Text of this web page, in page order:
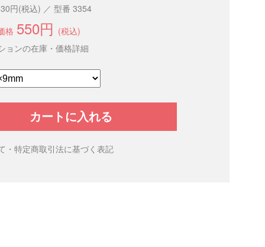
円(税込) ／ 型番 3354
格 550円 (税込)
ョンの在庫・価格詳細
カートに入れる
・特定商取引法に基づく表記